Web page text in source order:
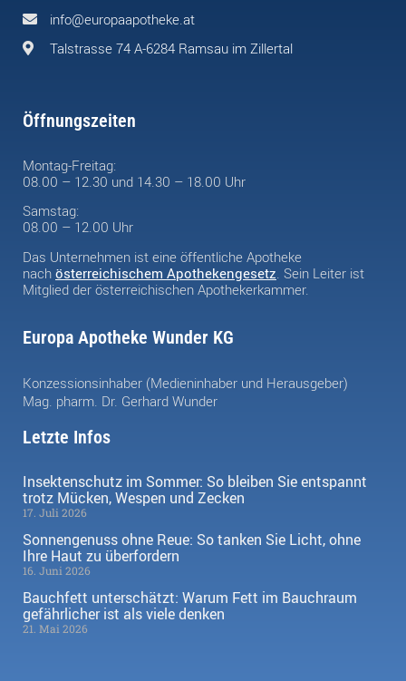
info@europaapotheke.at
Talstrasse 74 A-6284 Ramsau im Zillertal
Öffnungszeiten
Montag-Freitag:
08.00 – 12.30 und 14.30 – 18.00 Uhr
Samstag:
08.00 – 12.00 Uhr
Das Unternehmen ist eine öffentliche Apotheke
nach österreichischem Apothekengesetz . Sein Leiter ist
Mitglied der österreichischen Apothekerkammer.
Europa Apotheke Wunder KG
Konzessionsinhaber (Medieninhaber und Herausgeber)
Mag. pharm. Dr. Gerhard Wunder
Letzte Infos
Insektenschutz im Sommer: So bleiben Sie entspannt
trotz Mücken, Wespen und Zecken
17. Juli 2026
Sonnengenuss ohne Reue: So tanken Sie Licht, ohne
Ihre Haut zu überfordern
16. Juni 2026
Bauchfett unterschätzt: Warum Fett im Bauchraum
gefährlicher ist als viele denken
21. Mai 2026